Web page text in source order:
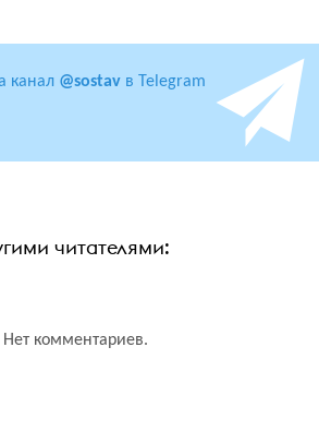
канал @sostav в Telegram
читателями:
Нет комментариев.